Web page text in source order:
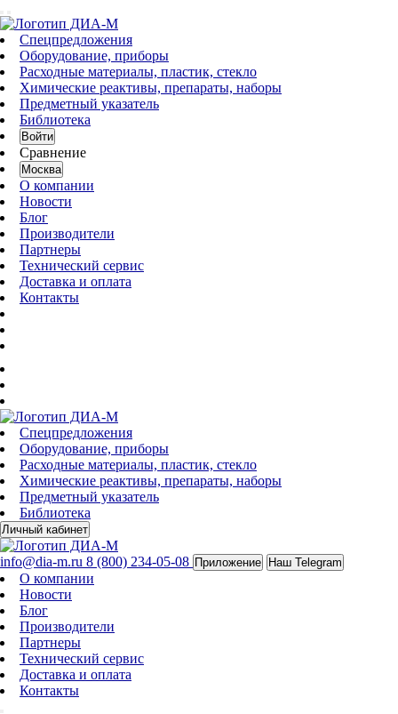
Спецпредложения
Оборудование, приборы
Расходные материалы, пластик, стекло
Химические реактивы, препараты, наборы
Предметный указатель
Библиотека
Войти
Сравнение
Москва
О компании
Новости
Блог
Производители
Партнеры
Технический сервис
Доставка и оплата
Контакты
Спецпредложения
Оборудование, приборы
Расходные материалы, пластик, стекло
Химические реактивы, препараты, наборы
Предметный указатель
Библиотека
Личный кабинет
info@dia-m.ru 8 (800) 234-05-08 Приложение Наш Telegram
О компании
Новости
Блог
Производители
Партнеры
Технический сервис
Доставка и оплата
Контакты